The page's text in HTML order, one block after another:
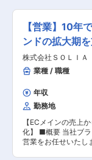
だき、同行訪問を通
す。慣れた後は自
望や適性に応じて管
です。 ■就業環境： 年間休日120日以上、完全週
休二日制の土日祝休
リハリをもって働く
効率化のため、受
す。 ■同社について： 同社は「外食産業にとっ
てなくてはならない
いを掲げ、食器・厨
や飲食店様を繋ぐ
ウェア・厨房備品の
を幅広い業種・業界
全ての工程に関わっ
先へのフォローアッ
行っていただきます。 ■職務の特徴： 大
粧品・化成品メーカ
ーカー・通販会社
て商品化を担当する
となります。 ■教育体制： 当社は、OJT 体制が
確立されています。
だくために、入社直
にて業務研修を行い
後に、配属先での業
必要なスキルを最
ことが一番。もち
ことを、自分のもの
います。 ■当社の魅力： ◇風通しの良さ 社内に
はアナログ・Web両
【営業】10年
ンドの拡大期
を強化
株式会社ＳＯＬＩＡ
業種 / 職種
年収
勤務地
【ECメインの売上
化】 ■概要 当社ブランドのシェア拡大のための
営業をお任せいたし